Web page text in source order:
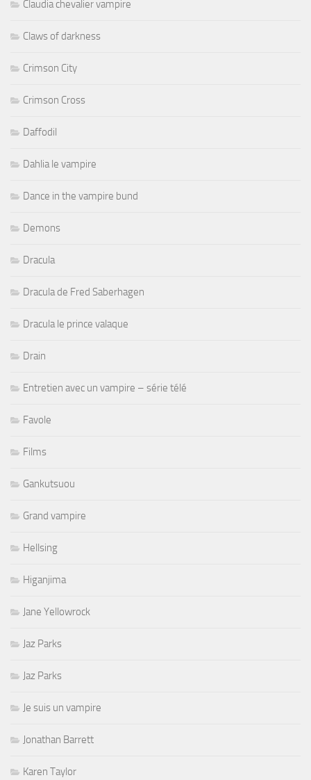
Claudia chevalier vampire
Claws of darkness
Crimson City
Crimson Cross
Daffodil
Dahlia le vampire
Dance in the vampire bund
Demons
Dracula
Dracula de Fred Saberhagen
Dracula le prince valaque
Drain
Entretien avec un vampire – série télé
Favole
Films
Gankutsuou
Grand vampire
Hellsing
Higanjima
Jane Yellowrock
Jaz Parks
Jaz Parks
Je suis un vampire
Jonathan Barrett
Karen Taylor